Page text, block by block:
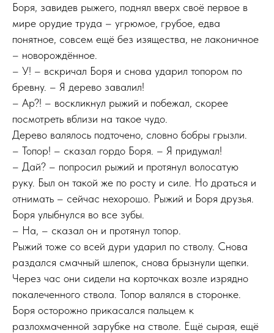
Боря, завидев рыжего, поднял вверх своё первое в
мире орудие труда – угрюмое, грубое, едва
понятное, совсем ещё без изящества, не лаконичное
– новорождённое.
– У! – вскричал Боря и снова ударил топором по
бревну. – Я дерево завалил!
– Ар?! – воскликнул рыжий и побежал, скорее
посмотреть вблизи на такое чудо.
Дерево валялось подточено, словно бобры грызли.
– Топор! – сказал гордо Боря. – Я придумал!
– Дай? – попросил рыжий и протянул волосатую
руку. Был он такой же по росту и силе. Но драться и
отнимать – сейчас нехорошо. Рыжий и Боря друзья.
Боря улыбнулся во все зубы.
– На, – сказал он и протянул топор.
Рыжий тоже со всей дури ударил по стволу. Снова
раздался смачный шлепок, снова брызнули щепки.
Через час они сидели на корточках возле изрядно
покалеченного ствола. Топор валялся в сторонке.
Боря осторожно прикасался пальцем к
разлохмаченной зарубке на стволе. Ещё сырая, ещё